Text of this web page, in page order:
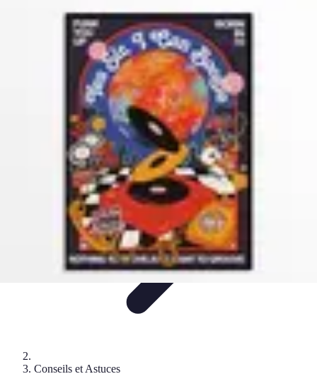
Règles et Jeux
Astuces et conseilsCréation de JeuxJeux de
Création de jeux
Règles et Jeux
Conseils et Astuces